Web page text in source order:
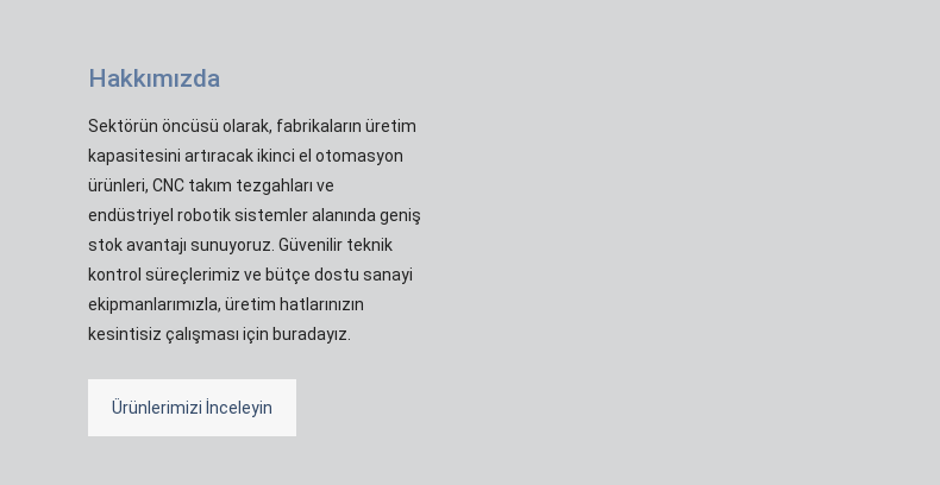
Hakkımızda
Sektörün öncüsü olarak, fabrikaların üretim
kapasitesini artıracak ikinci el otomasyon
ürünleri, CNC takım tezgahları ve
endüstriyel robotik sistemler alanında geniş
stok avantajı sunuyoruz. Güvenilir teknik
kontrol süreçlerimiz ve bütçe dostu sanayi
ekipmanlarımızla, üretim hatlarınızın
kesintisiz çalışması için buradayız.
Ürünlerimizi İnceleyin